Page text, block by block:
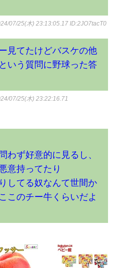
07/25(木) 23:13:05.17 ID:2JO7tacT0
見てたけどバスケの他
いう質問に野球った答
07/25(木) 23:22:16.71
わず好意的に見るし、
意持ってたり
してる奴なんて世間か
このチー牛くらいだよ